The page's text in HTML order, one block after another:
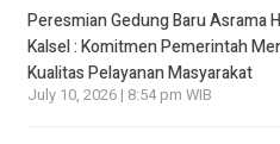
Peresmian Gedung Baru Asrama
Kalsel : Komitmen Pemerintah
Kualitas Pelayanan Masyarakat
July 10, 2026 | 8:54 pm WIB